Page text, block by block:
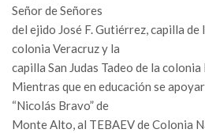
Señor de Señores
del ejido José F. Gutiérrez, capilla de
colonia Veracruz y la
capilla San Judas Tadeo de la
Mientras que en educación se
“Nicolás Bravo” de
Monte Alto, al TEBAEV de Colonia